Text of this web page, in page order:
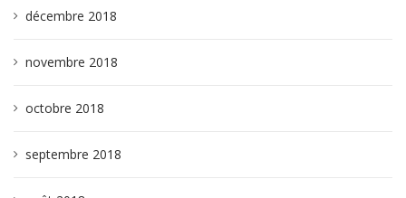
décembre 2018
novembre 2018
octobre 2018
septembre 2018